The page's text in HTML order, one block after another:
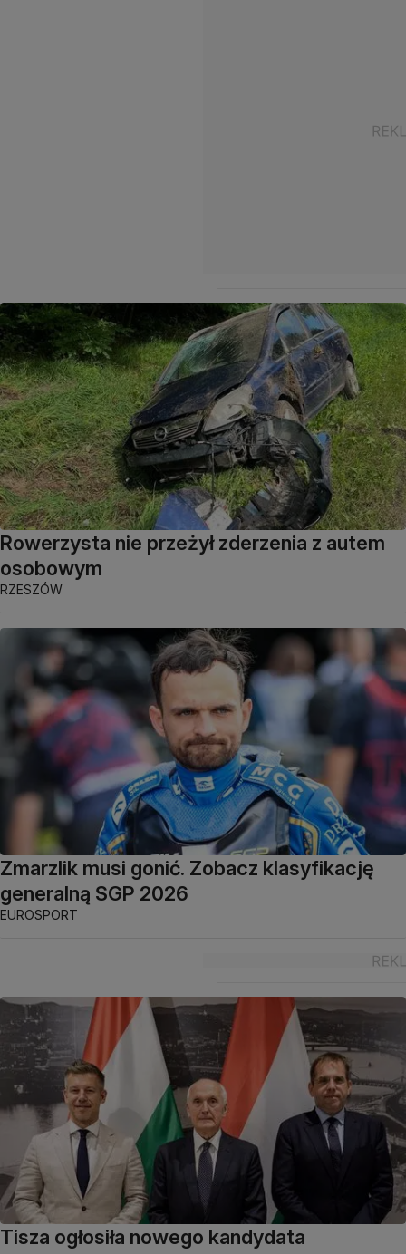
Rowerzysta nie przeżył zderzenia z autem
osobowym
RZESZÓW
Zmarzlik musi gonić. Zobacz klasyfikację
generalną SGP 2026
EUROSPORT
Tisza ogłosiła nowego kandydata